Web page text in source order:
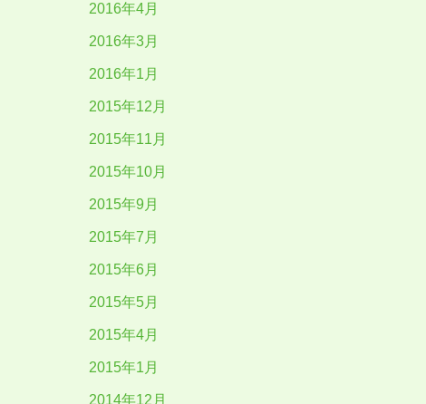
2016年4月
2016年3月
2016年1月
2015年12月
2015年11月
2015年10月
2015年9月
2015年7月
2015年6月
2015年5月
2015年4月
2015年1月
2014年12月